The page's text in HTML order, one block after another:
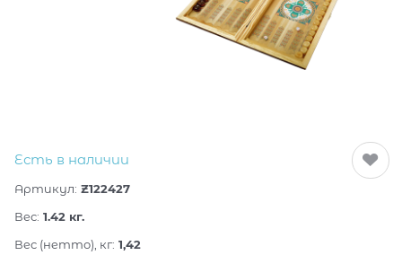
Есть в наличии
Артикул: Z122427
Вес: 1.42 кг.
Вес (нетто), кг: 1,42